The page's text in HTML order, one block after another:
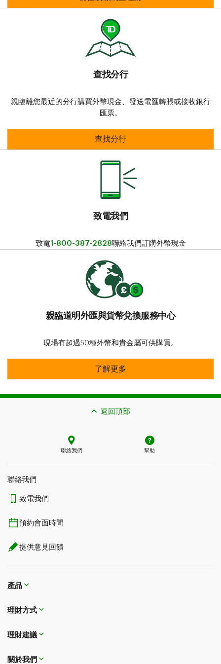
查找分行​​​​​​​
親臨離您最近的分行購買外幣現金、發送電匯轉賬或接收銀行
匯票。
查找分行​​​​​​​
查找分行​​​​​​​
致電我們
致電1-800-387-2828聯絡我們訂購外幣現金
親臨道明外匯與貨幣兌換服務中心
現場有超過50種外幣和貴金屬可供購買。
親臨道明外匯與貨幣兌換服務中心
了解更多
返回頂部
聯絡我們 幫助
聯絡我們
致電我們
預約會面時間
提供意見回饋
產品
理財方式​​​​​​​
理財建議
關於我們